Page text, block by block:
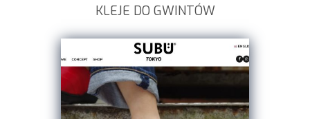
KLEJE DO GWINTÓW